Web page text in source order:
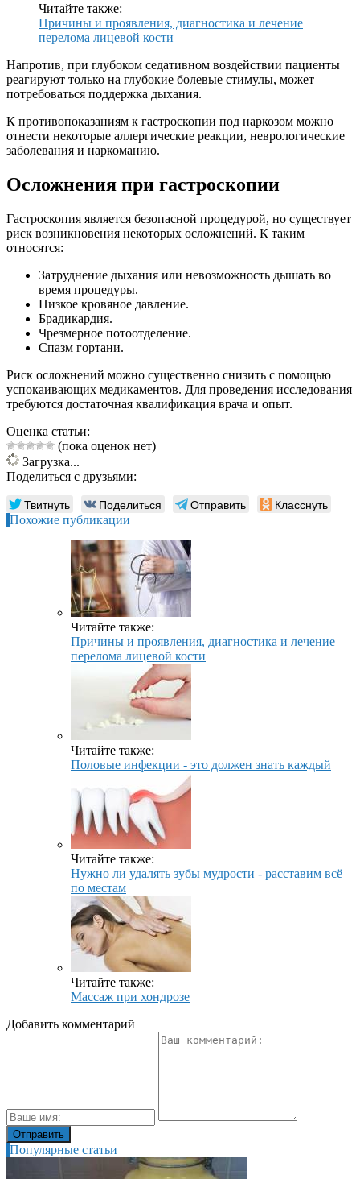
Читайте также:
Причины и проявления, диагностика и лечение
перелома лицевой кости
Напротив, при глубоком седативном воздействии пациенты
реагируют только на глубокие болевые стимулы, может
потребоваться поддержка дыхания.
К противопоказаниям к гастроскопии под наркозом можно
отнести некоторые аллергические реакции, неврологические
заболевания и наркоманию.
Осложнения при гастроскопии
Гастроскопия является безопасной процедурой, но существует
риск возникновения некоторых осложнений. К таким
относятся:
Затруднение дыхания или невозможность дышать во
время процедуры.
Низкое кровяное давление.
Брадикардия.
Чрезмерное потоотделение.
Спазм гортани.
Риск осложнений можно существенно снизить с помощью
успокаивающих медикаментов. Для проведения исследования
требуются достаточная квалификация врача и опыт.
Оценка статьи:
(пока оценок нет)
Загрузка...
Поделиться с друзьями:
Твитнуть Поделиться Отправить Класснуть
Похожие публикации
Читайте также:
Причины и проявления, диагностика и лечение
перелома лицевой кости
Читайте также:
Половые инфекции - это должен знать каждый
Читайте также:
Нужно ли удалять зубы мудрости - расставим всё
по местам
Читайте также:
Массаж при хондрозе
Добавить комментарий
Популярные статьи